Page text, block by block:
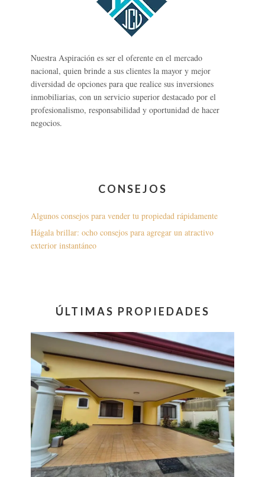
Nuestra Aspiración es ser el oferente en el mercado
nacional, quien brinde a sus clientes la mayor y mejor
diversidad de opciones para que realice sus inversiones
inmobiliarias, con un servicio superior destacado por el
profesionalismo, responsabilidad y oportunidad de hacer
negocios.
CONSEJOS
Algunos consejos para vender tu propiedad rápidamente
Hágala brillar: ocho consejos para agregar un atractivo
exterior instantáneo
ÚLTIMAS PROPIEDADES